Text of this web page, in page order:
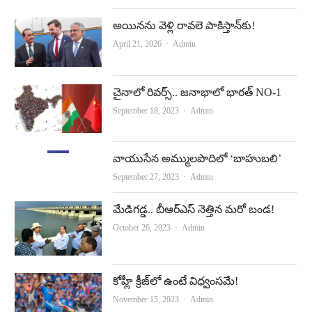
అయినను వెళ్లి రావలె పాకిస్తాన్‌కు!
April 21, 2026 Author
Admin
చైనాలో రివ‌ర్స్‌.. జనాభాలో భారత్‌ NO-1
September 18, 2023 Author
Admin
వాయుసేన అమ్ములపొదిలో ‘బాహుబలి’
September 27, 2023 Author
Admin
మేడిగడ్డ.. బీఆర్‌ఎస్‌ నెత్తిన మరో బండ!
October 26, 2023 Author
Admin
కోహ్లీ క్రీజ్‌లో ఉంటే విధ్వంసమే!
November 15, 2023 Author
Admin